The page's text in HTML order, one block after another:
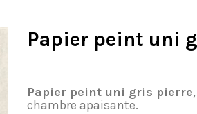
Papier peint uni
Papier peint uni gris pierre
chambre apaisante.